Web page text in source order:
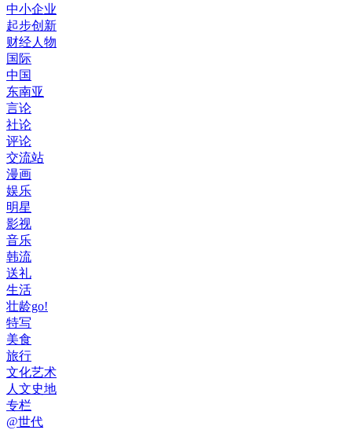
中小企业
起步创新
财经人物
国际
中国
东南亚
言论
社论
评论
交流站
漫画
娱乐
明星
影视
音乐
韩流
送礼
生活
壮龄go!
特写
美食
旅行
文化艺术
人文史地
专栏
@世代